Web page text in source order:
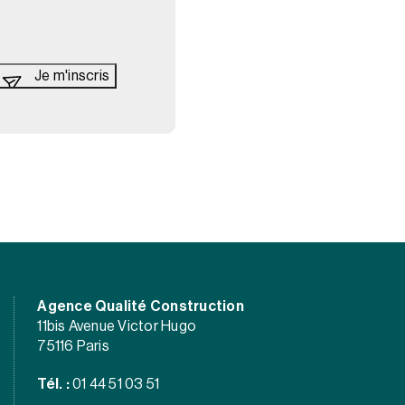
Agence Qualité Construction
11bis Avenue Victor Hugo
75116 Paris
Tél. : 01 44 51 03 51